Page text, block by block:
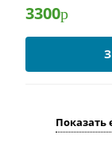
3300р
Показать